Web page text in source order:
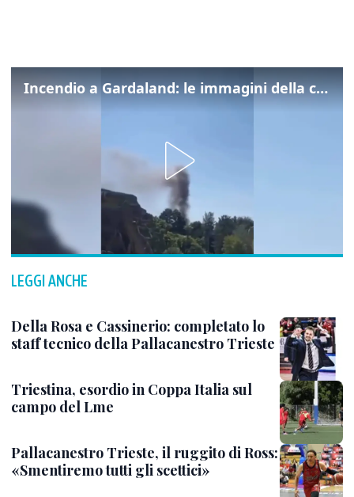
Incendio a Gardaland: le immagini della colonna di fumo
LEGGI ANCHE
Della Rosa e Cassinerio: completato lo
staff tecnico della Pallacanestro Trieste
Triestina, esordio in Coppa Italia sul
campo del Lme
Pallacanestro Trieste, il ruggito di Ross:
«Smentiremo tutti gli scettici»